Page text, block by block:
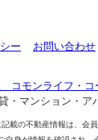
ー お問い合わせ
コモンライフ・コ
・マンション・
載の不動産情報は、会